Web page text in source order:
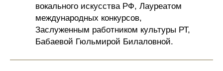
вокального искусства РФ, Лауреатом
международных конкурсов,
Заслуженным работником культуры РТ,
Бабаевой Гюльмирой Билаловной.